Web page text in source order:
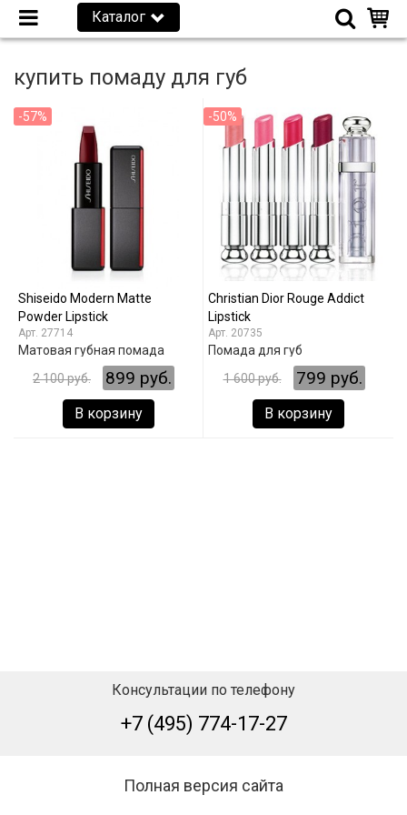
Каталог
купить помаду для губ
-57%
Shiseido Modern Matte
Powder Lipstick
27714
Матовая губная помада
2 100 руб.
899 руб.
В корзину
-50%
Christian Dior Rouge Addict
Lipstick
20735
Помада для губ
1 600 руб.
799 руб.
В корзину
Консультации по телефону
+7 (495) 774-17-27
Полная версия сайта